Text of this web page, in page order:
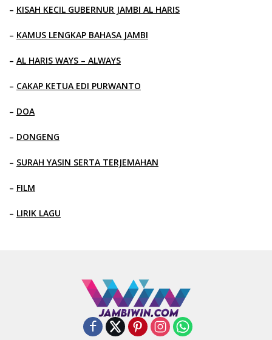
– KISAH KECIL GUBERNUR JAMBI AL HARIS
– KAMUS LENGKAP BAHASA JAMBI
– AL HARIS WAYS – ALWAYS
– CAKAP KETUA EDI PURWANTO
– DOA
– DONGENG
– SURAH YASIN SERTA TERJEMAHAN
– FILM
– LIRIK LAGU